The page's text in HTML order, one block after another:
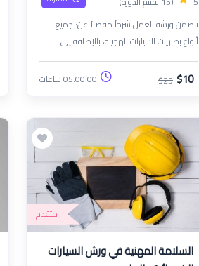
تتضمن ورشة العمل شرحاً مفصلاً عن: جميع
أنواع بطاريات السيارات الهجينة، بالإضافة إلى
محاضرات نظرية وعملية للبطاريات الكهربائية
الكاملة قواعد استخدام معدات السلامة العامة
محاضرات متخصصة حول كيفية استخدام جهاز
الشحن الذكي لشحن هذا النوع من البطاريات
التعرف على استراتيجيات تشخيص الأعطال وطرق
إصلاحها
$10
$25 05:00:00 ساعات
متقدم
السلامة المهنية في ورش السيارات